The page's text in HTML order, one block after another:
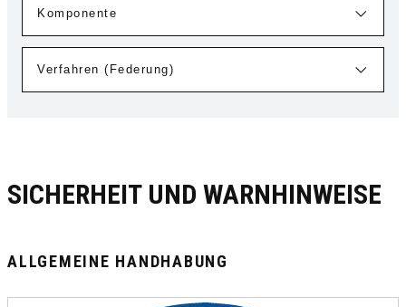
SICHERHEIT UND WARNHINWEISE
ALLGEMEINE HANDHABUNG